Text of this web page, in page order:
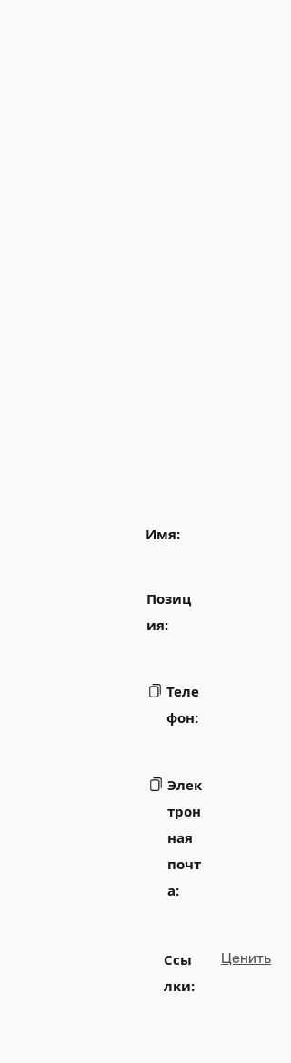
Имя:
Позиц
ия:
Теле
фон:
Элек
трон
ная
почт
а:
Ссы
лки:
Ценить